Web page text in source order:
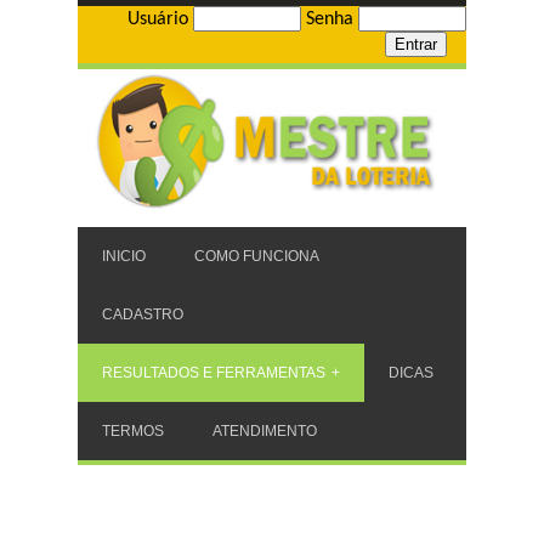
Usuário Senha
INICIO COMO FUNCIONA
CADASTRO
RESULTADOS E FERRAMENTAS DICAS
TERMOS ATENDIMENTO